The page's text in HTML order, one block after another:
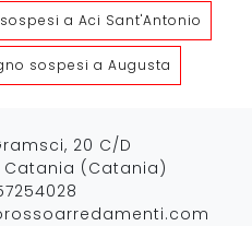
a Aci Sant'Antonio
sospesi a Augusta
20 C/D
Catania (Catania)